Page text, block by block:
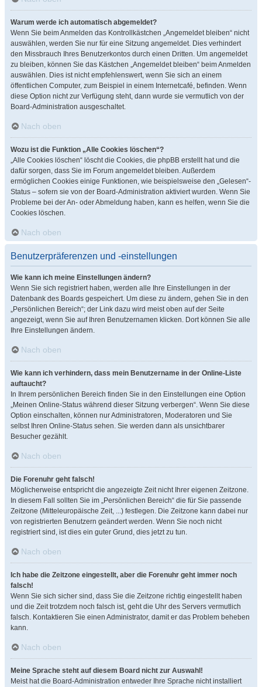
Warum werde ich automatisch abgemeldet?
Wenn Sie beim Anmelden das Kontrollkästchen „Angemeldet bleiben“ nicht
auswählen, werden Sie nur für eine Sitzung angemeldet. Dies verhindert
den Missbrauch Ihres Benutzerkontos durch einen Dritten. Um angemeldet
zu bleiben, können Sie das Kästchen „Angemeldet bleiben“ beim Anmelden
auswählen. Dies ist nicht empfehlenswert, wenn Sie sich an einem
öffentlichen Computer, zum Beispiel in einem Internetcafé, befinden. Wenn
diese Option nicht zur Verfügung steht, dann wurde sie vermutlich von der
Board-Administration ausgeschaltet.
Nach oben
Wozu ist die Funktion „Alle Cookies löschen“?
„Alle Cookies löschen“ löscht die Cookies, die phpBB erstellt hat und die
dafür sorgen, dass Sie im Forum angemeldet bleiben. Außerdem
ermöglichen Cookies einige Funktionen, wie beispielsweise den „Gelesen“-
Status – sofern sie von der Board-Administration aktiviert wurden. Wenn Sie
Probleme bei der An- oder Abmeldung haben, kann es helfen, wenn Sie die
Cookies löschen.
Nach oben
Benutzerpräferenzen und -einstellungen
Wie kann ich meine Einstellungen ändern?
Wenn Sie sich registriert haben, werden alle Ihre Einstellungen in der
Datenbank des Boards gespeichert. Um diese zu ändern, gehen Sie in den
„Persönlichen Bereich“; der Link dazu wird meist oben auf der Seite
angezeigt, wenn Sie auf Ihren Benutzernamen klicken. Dort können Sie alle
Ihre Einstellungen ändern.
Nach oben
Wie kann ich verhindern, dass mein Benutzername in der Online-Liste
auftaucht?
In Ihrem persönlichen Bereich finden Sie in den Einstellungen eine Option
„Meinen Online-Status während dieser Sitzung verbergen“. Wenn Sie diese
Option einschalten, können nur Administratoren, Moderatoren und Sie
selbst Ihren Online-Status sehen. Sie werden dann als unsichtbarer
Besucher gezählt.
Nach oben
Die Forenuhr geht falsch!
Möglicherweise entspricht die angezeigte Zeit nicht Ihrer eigenen Zeitzone.
In diesem Fall sollten Sie im „Persönlichen Bereich“ die für Sie passende
Zeitzone (Mitteleuropäische Zeit, ...) festlegen. Die Zeitzone kann dabei nur
von registrierten Benutzern geändert werden. Wenn Sie noch nicht
registriert sind, ist dies ein guter Grund, dies jetzt zu tun.
Nach oben
Ich habe die Zeitzone eingestellt, aber die Forenuhr geht immer noch
falsch!
Wenn Sie sich sicher sind, dass Sie die Zeitzone richtig eingestellt haben
und die Zeit trotzdem noch falsch ist, geht die Uhr des Servers vermutlich
falsch. Kontaktieren Sie einen Administrator, damit er das Problem beheben
kann.
Nach oben
Meine Sprache steht auf diesem Board nicht zur Auswahl!
Meist hat die Board-Administration entweder Ihre Sprache nicht installiert